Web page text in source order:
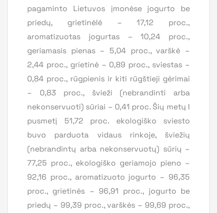
pagaminto Lietuvos įmonėse jogurto be
priedų, grietinėlė – 17,12 proc.,
aromatizuotas jogurtas – 10,24 proc.,
geriamasis pienas – 5,04 proc., varškė –
2,44 proc., grietinė – 0,89 proc., sviestas –
0,84 proc., rūgpienis ir kiti rūgštieji gėrimai
– 0,83 proc., švieži (nebrandinti arba
nekonservuoti) sūriai – 0,41 proc. Šių metų I
pusmetį 51,72 proc. ekologiško sviesto
buvo parduota vidaus rinkoje, šviežių
(nebrandintų arba nekonservuotų) sūrių –
77,25 proc., ekologiško geriamojo pieno –
92,16 proc., aromatizuoto jogurto – 96,35
proc., grietinės – 96,91 proc., jogurto be
priedų – 99,39 proc., varškės – 99,69 proc.,